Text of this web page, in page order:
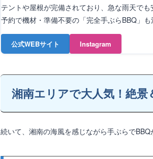
テントや屋根が完備されており、急な雨天で
予約で機材・準備不要の「完全手ぶらBBQ」も
公式WEBサイト Instagram
湘南エリアで大人気！絶
続いて、湘南の海風を感じながら手ぶらで